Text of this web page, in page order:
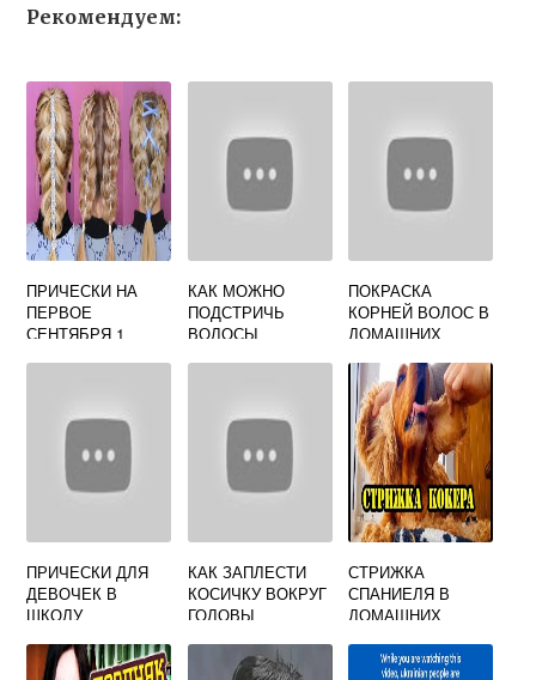
Рекомендуем:
ПРИЧЕСКИ НА
ПЕРВОЕ
СЕНТЯБРЯ 1
КАК МОЖНО
ПОДСТРИЧЬ
ВОЛОСЫ
ПОКРАСКА
КОРНЕЙ ВОЛОС В
ДОМАШНИХ
ВИДЕО
ПРИЧЕСКИ ДЛЯ
ДЕВОЧЕК В
ШКОЛУ
КАК ЗАПЛЕСТИ
КОСИЧКУ ВОКРУГ
ГОЛОВЫ
СТРИЖКА
СПАНИЕЛЯ В
ДОМАШНИХ